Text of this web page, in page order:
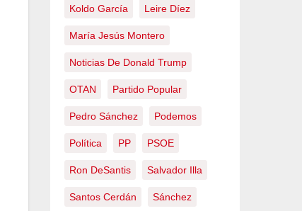
Koldo García Leire Díez
María Jesús Montero
Noticias De Donald Trump
OTAN Partido Popular
Pedro Sánchez Podemos
Política PP PSOE
Ron DeSantis Salvador Illa
Santos Cerdán Sánchez